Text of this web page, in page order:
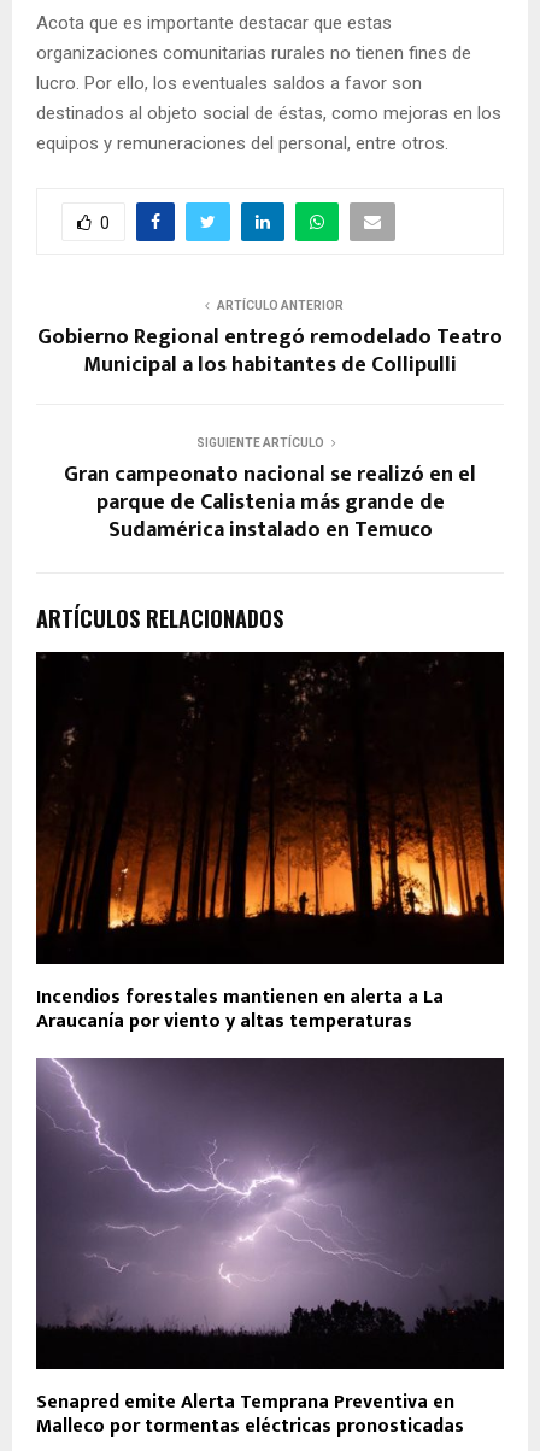
Acota que es importante destacar que estas
organizaciones comunitarias rurales no tienen fines de
lucro. Por ello, los eventuales saldos a favor son
destinados al objeto social de éstas, como mejoras en los
equipos y remuneraciones del personal, entre otros.
0
ARTÍCULO ANTERIOR
Gobierno Regional entregó remodelado Teatro
Municipal a los habitantes de Collipulli
SIGUIENTE ARTÍCULO
Gran campeonato nacional se realizó en el
parque de Calistenia más grande de
Sudamérica instalado en Temuco
ARTÍCULOS RELACIONADOS
Incendios forestales mantienen en alerta a La
Araucanía por viento y altas temperaturas
Senapred emite Alerta Temprana Preventiva en
Malleco por tormentas eléctricas pronosticadas